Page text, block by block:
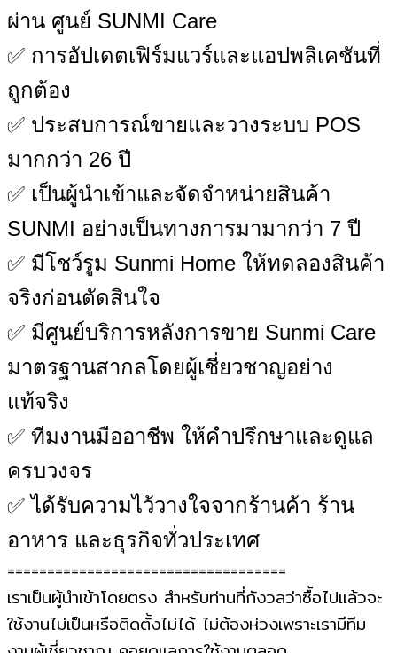
ผ่าน ศูนย์ SUNMI Care
✅ การอัปเดตเฟิร์มแวร์และแอปพลิเคชันที่
ถูกต้อง
✅ ประสบการณ์ขายและวางระบบ POS
มากกว่า 26 ปี
✅ เป็นผู้นำเข้าและจัดจำหน่ายสินค้า
SUNMI อย่างเป็นทางการมามากว่า 7 ปี
✅ มีโชว์รูม Sunmi Home ให้ทดลองสินค้า
จริงก่อนตัดสินใจ
✅ มีศูนย์บริการหลังการขาย Sunmi Care
มาตรฐานสากลโดยผู้เชี่ยวชาญอย่าง
แท้จริง
✅ ทีมงานมืออาชีพ ให้คำปรึกษาและดูแล
ครบวงจร
✅ ได้รับความไว้วางใจจากร้านค้า ร้าน
อาหาร และธุรกิจทั่วประเทศ
===================================
เราเป็นผู้นำเข้าโดยตรง สำหรับท่านที่กังวลว่าซื้อไปแล้วจะ
ใช้งานไม่เป็นหรือติดตั้งไม่ได้ ไม่ต้องห่วงเพราะเรามีทีม